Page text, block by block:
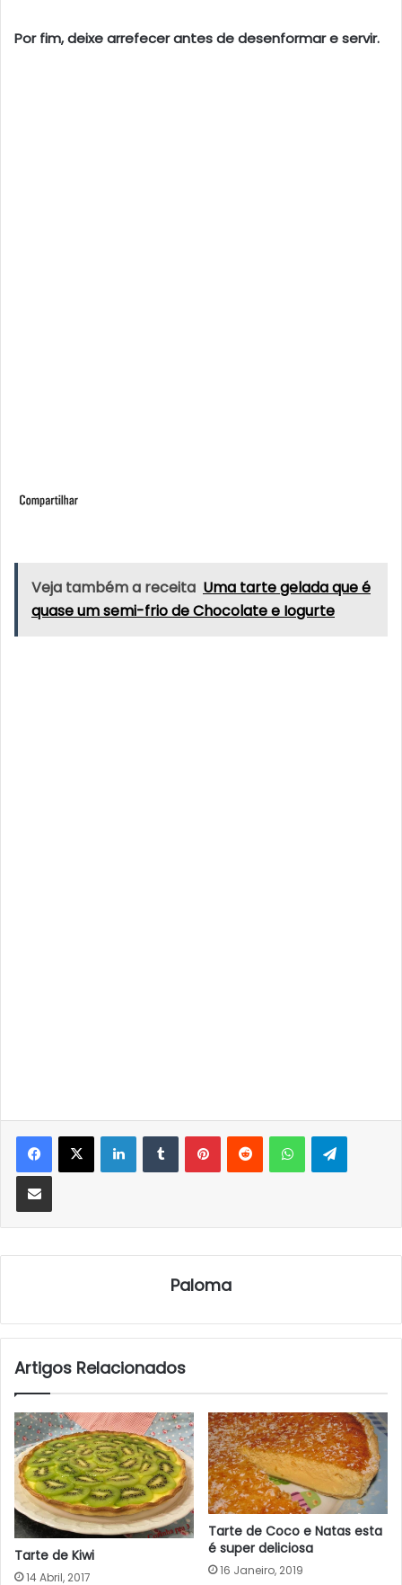
Por fim, deixe arrefecer antes de desenformar e servir.
Veja também a receita Uma tarte gelada que é
quase um semi-frio de Chocolate e Iogurte
LinkedInTumblrPinterestReddit WhatsApp
Partilhar Via Email
Paloma
Artigos Relacionados
Tarte de Kiwi
14 Abril, 2017
Tarte de Coco e Natas esta
é super deliciosa
16 Janeiro, 2019